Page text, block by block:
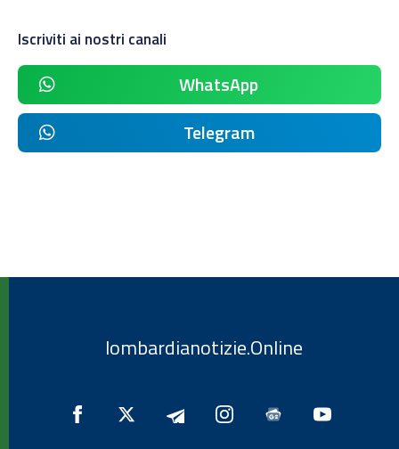
Iscriviti ai nostri canali
WhatsApp
Telegram
lombardianotizie.Online